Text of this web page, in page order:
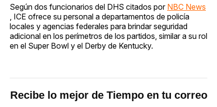
Según dos funcionarios del DHS citados por NBC News
, ICE ofrece su personal a departamentos de policía
locales y agencias federales para brindar seguridad
adicional en los perímetros de los partidos, similar a su rol
en el Super Bowl y el Derby de Kentucky.
Recibe lo mejor de Tiempo en tu correo